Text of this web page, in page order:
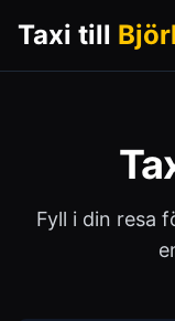
Taxi till
Fyll i din resa